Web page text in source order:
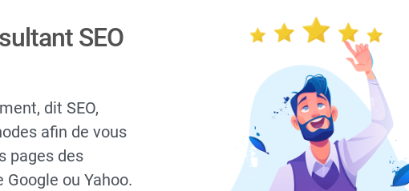
SEO
dit SEO,
afin de vous
pages des
ou Yahoo.